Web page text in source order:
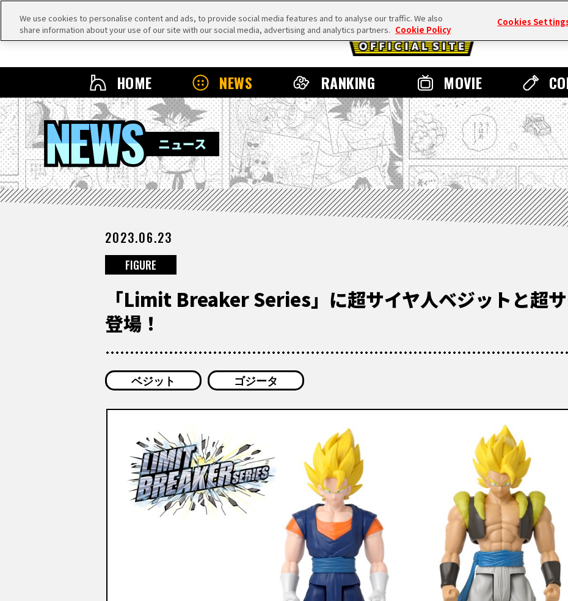
HOME NEWS RANKING MOVIE
NEWS
ニュース
2023.06.23
FIGURE
「Limit Breaker Series」に超サイヤ人ベジットと超
登場！
ベジット ゴジータ
We use cookies to personalise content and ads, to provide social media features and to analyse our traffic. We also
share information about your use of our site with our social media, advertising and analytics partners. Cookie Policy
Cookies